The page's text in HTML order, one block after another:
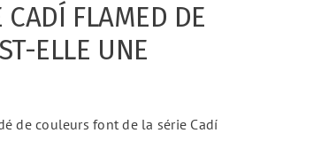
FLAMED DE
ELLE UNE
de couleurs font de la série Cadí